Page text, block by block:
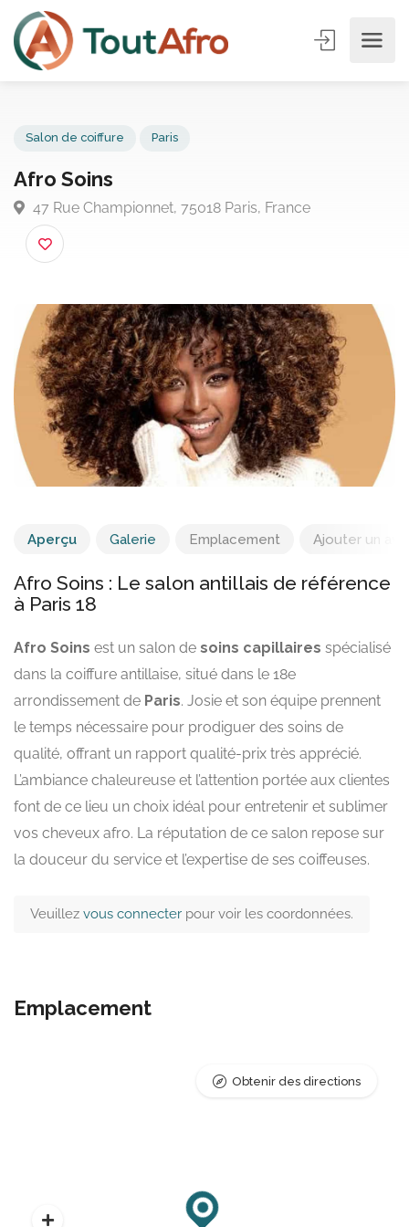
Afro Soins
47 Rue Championnet, 75018 Paris, France
Aperçu Galerie Emplacement Ajouter un avis
Afro Soins : Le salon antillais de référence
à Paris 18
Afro Soins est un salon de soins capillaires spécialisé
dans la coiffure antillaise, situé dans le 18e
arrondissement de Paris. Josie et son équipe prennent
le temps nécessaire pour prodiguer des soins de
qualité, offrant un rapport qualité-prix très apprécié.
L’ambiance chaleureuse et l’attention portée aux clientes
font de ce lieu un choix idéal pour entretenir et sublimer
vos cheveux afro. La réputation de ce salon repose sur
la douceur du service et l’expertise de ses coiffeuses.
Veuillez vous connecter pour voir les coordonnées.
Emplacement
Obtenir des directions